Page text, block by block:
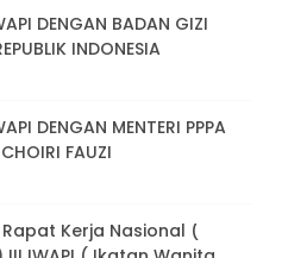
DENGAN BADAN GIZI
INDONESIA
DENGAN MENTERI PPPA
FAUZI
Kerja Nasional (